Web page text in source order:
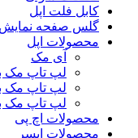
کابل فلت اپل
گلس صفحه نمایش
محصولات اپل
آی مک
لپ تاپ مک
لپ تاپ مک
لپ تاپ مک
محصولات اچ پی
محصولات ایسر